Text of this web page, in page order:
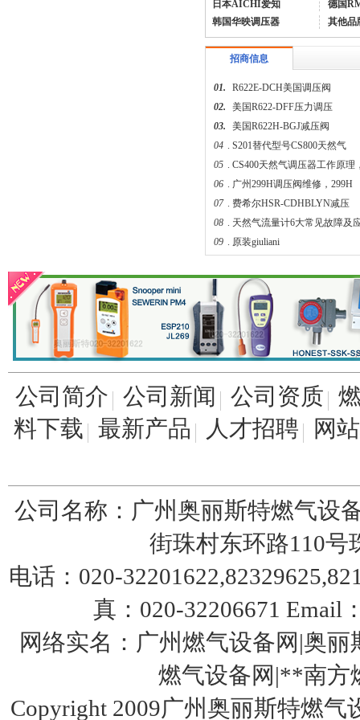
美国fisher费希尔133HP调压器
美国fisher带切断299HS调压器
美国fisher费希尔630调压器
日本AICHI爱知
德国
韩国华映调压器
其他品
招商信息
01.
R622E-DCH美国调压阀
02.
美国R622-DFF压力调压
03.
美国R622H-BGJ减压阀
04 . S201替代型号CS800天然气
05 . CS400天然气调压器工作原理
06 . 广州299H调压阀维修，299H
07 . 费希尔HSR-CDHBLYN减压
08 . 天然气流量计6大常见故障及
09 . 原装giuliani
公司简介 公司新闻 公司资质
料下载 最新产品 人才招聘 网
公司名称：广州奥丽斯特燃气设
街珠村东环路110号
电话：020-
真：020-32206671 Email
网络实名：广州燃气设备网|奥
燃气设备网|**南方
Copyright 2009广州奥丽斯特燃气